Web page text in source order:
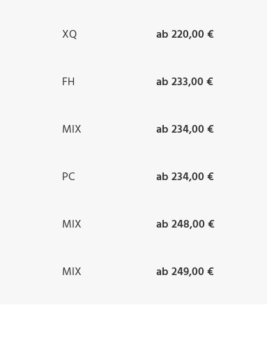
XQ ab 220,00 €
FH ab 233,00 €
MIX ab 234,00 €
PC ab 234,00 €
MIX ab 248,00 €
MIX ab 249,00 €